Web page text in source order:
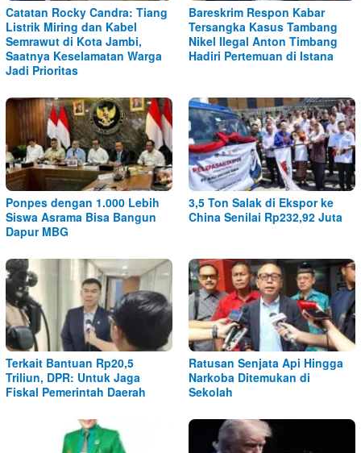
Catatan Rocky Candra: Tiang
Listrik Miring dan Kabel
Semrawut di Kota Jambi,
Saatnya Keselamatan Warga
Jadi Prioritas
Bareskrim Respon Kabar
Tersangka Kasus Tambang
Nikel Ilegal Anton Timbang
Hadiri Pertemuan di Istana
Ponpes dengan 1.000 Lebih
Siswa Asrama Bisa Bangun
Dapur MBG
3,5 Ton Salak di Ekspor ke
China Senilai Rp232,92 Juta
Terkait Bantuan Rp20,5
Triliun, DPR: Untuk Jaga
Fiskal Pemerintah Daerah
Ratusan Senjata Api Hingga
Narkoba Ditemukan di
Sekolah